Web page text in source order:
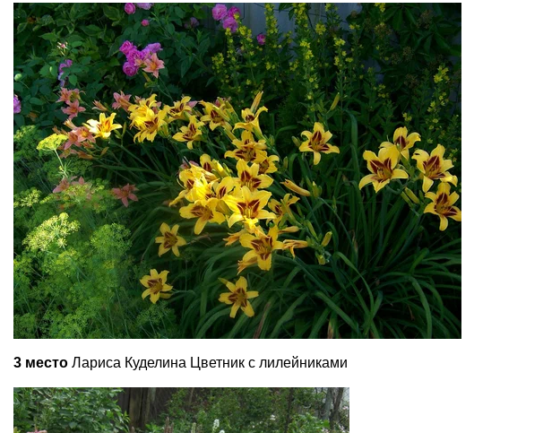
3 место Лариса Куделина Цветник с лилейниками